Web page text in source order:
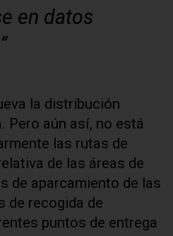
en datos
la distribución
Pero aún así, no está
las rutas de
de las áreas de
de aparcamiento de las
de recogida de
puntos de entrega